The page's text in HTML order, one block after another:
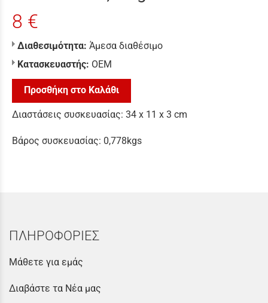
8 €
Διαθεσιμότητα: Άμεσα διαθέσιμο
Κατασκευαστής: ΟΕΜ
Προσθήκη στο Καλάθι
Διαστάσεις συσκευασίας: 34 x 11 x 3 cm
Βάρος συσκευασίας: 0,778kgs
ΠΛΗΡΟΦΟΡΙΕΣ
Μάθετε για εμάς
Διαβάστε τα Νέα μας